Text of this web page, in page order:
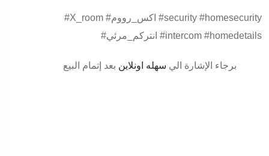
#X_room #اكس_رووم #security #homesecurity
#انتركم_مرئي #intercom #homedetails
برجاء الإشارة الي سهله اونلاين بعد إتمام البيع